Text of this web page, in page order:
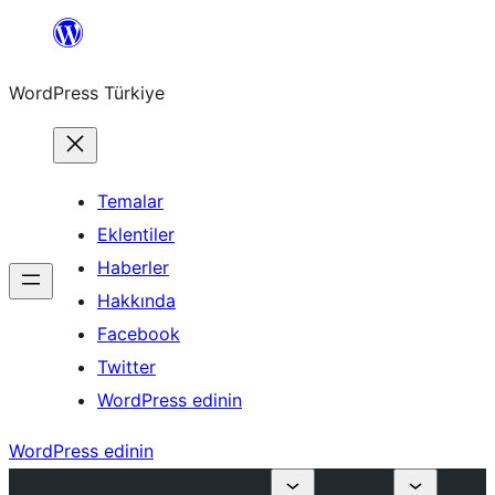
İçeriğe
WordPress Türkiye
Temalar
Eklentiler
Haberler
Hakkında
Facebook
Twitter
WordPress edinin
WordPress edinin